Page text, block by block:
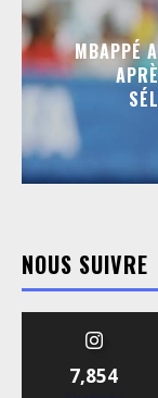
MBAPPÉ
NOUS SUIVRE
7,854